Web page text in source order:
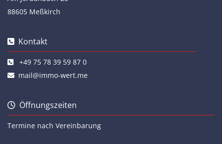
88605 Meßkirch
 Kontakt
 +49 75 78 39 59 87 0
 mail@immo-wert.me
 Öffnungszeiten
Termine nach Vereinbarung